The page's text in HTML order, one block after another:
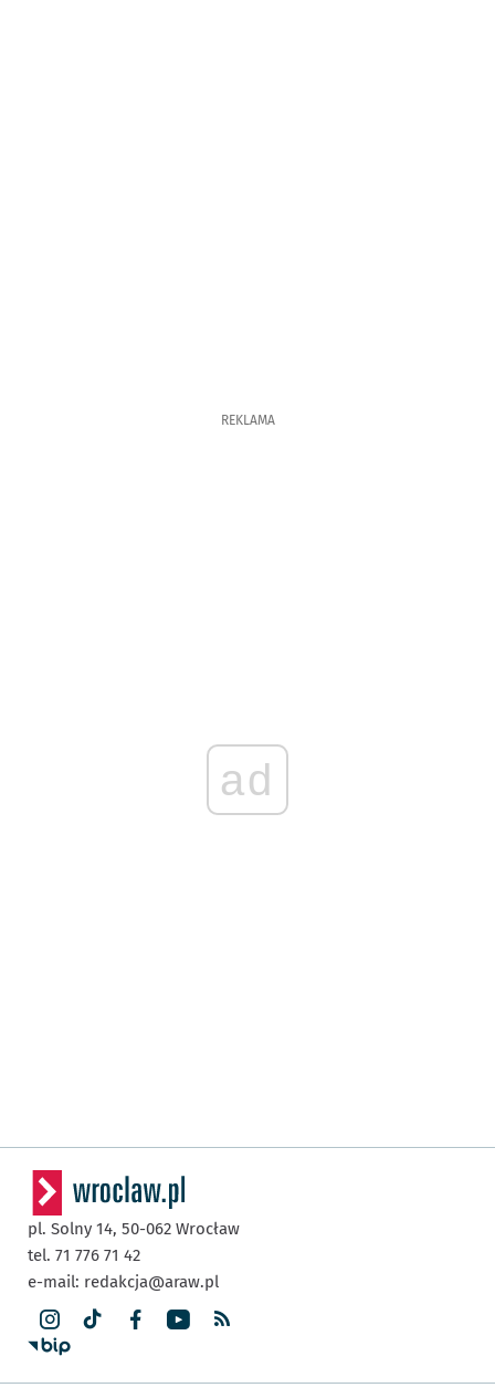
REKLAMA
ad
pl. Solny 14, 50-062 Wrocław
tel. 71 776 71 42
e-mail: redakcja@araw.pl